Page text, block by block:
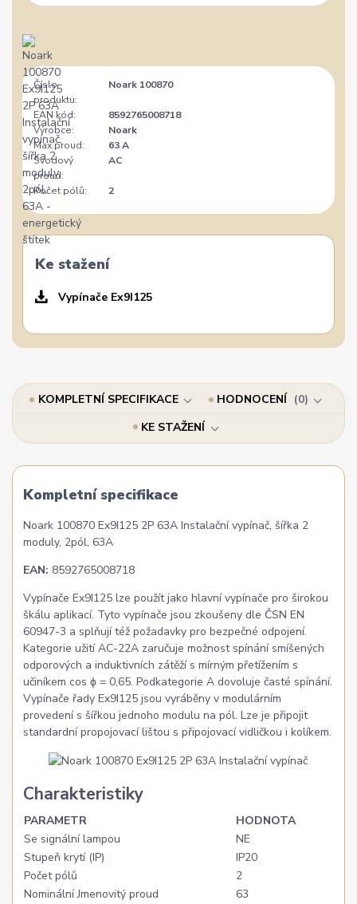
Číslo
produktu:
Noark 100870
EAN kód:
8592765008718
Výrobce:
Noark
Max.proud:
63 A
Svodový
proud:
AC
Počet pólů: 2
Ke stažení
Vypínače Ex9I125
KOMPLETNÍ SPECIFIKACE HODNOCENÍ
0
KE STAŽENÍ
Kompletní specifikace
Noark 100870 Ex9I125 2P 63A Instalační vypínač, šířka 2
moduly, 2pól, 63A
EAN: 8592765008718
Vypínače Ex9I125 lze použít jako hlavní vypínače pro širokou
škálu aplikací. Tyto vypínače jsou zkoušeny dle ČSN EN
60947-3 a splňují též požadavky pro bezpečné odpojení.
Kategorie užití AC-22A zaručuje možnost spínání smíšených
odporových a induktivních zátěží s mírným přetížením s
učiníkem cos ϕ = 0,65. Podkategorie A dovoluje časté spínání.
Vypínače řady Ex9I125 jsou vyráběny v modulárním
provedení s šířkou jednoho modulu na pól. Lze je připojit
standardní propojovací lištou s připojovací vidličkou i kolíkem.
Charakteristiky
PARAMETR
HODNOTA
Se signální lampou
NE
Stupeň krytí (IP)
IP20
Počet pólů
2
Nominální Jmenovitý proud
63